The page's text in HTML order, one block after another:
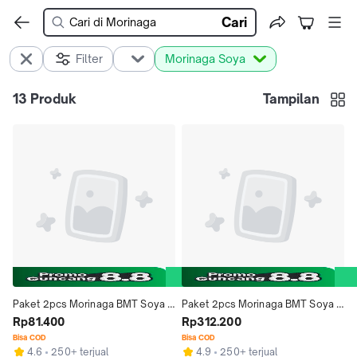
Cari
Filter Morinaga Soya
13 Produk Tampilan
Paket 2pcs Morinaga BMT Soya
Formula Bayi Usia 0-6 Bulan 150g
Rp81.400
Bisa COD
4.6 250+ terjual
Paket 2pcs Morinaga BMT Soya
Formula Bayi Usia 0-6 Bulan 600g
- Susu Pendamping ASI dengan
Isolat Prolein Kedelai & Nutrisi
Rp312.200
Bisa COD
4.9 250+ terjual